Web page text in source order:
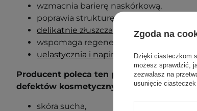
wzmacnia barierę naskórkową,
poprawia strukturę skóry,
delikatnie złuszcza martwe komórki
wspomaga regenerację,
uelastycznia i napina
Producent poleca ten produkt dla
defektów kosmetycznych:
skóra sucha,
Zgoda na
Dzięki ciasteczkom
możesz sprawdzić,
zezwalasz na
usunięcie